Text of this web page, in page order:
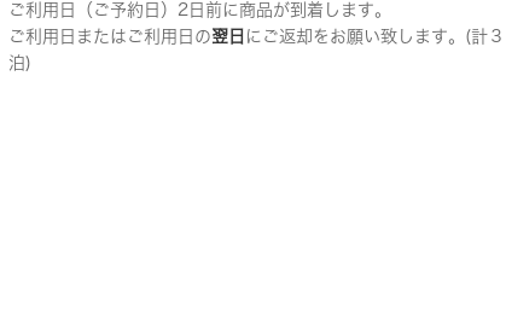
ご利用日（ご予約日）2日前に商品が到着します。
ご利用日またはご利用日の翌日 にご返却をお願い致します。(計３
泊)